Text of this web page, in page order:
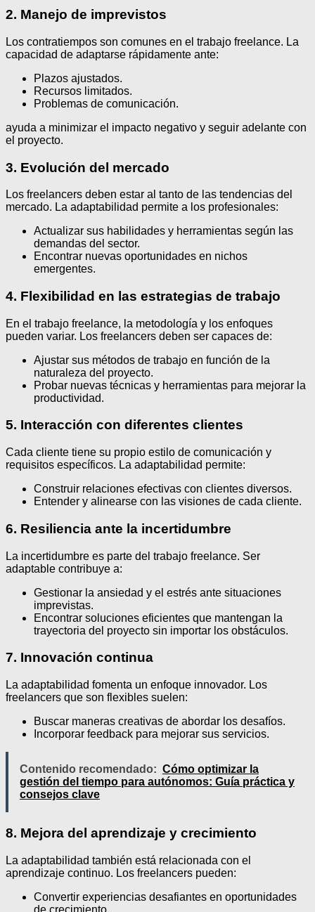
2. Manejo de imprevistos
Los contratiempos son comunes en el trabajo freelance. La
capacidad de adaptarse rápidamente ante:
Plazos ajustados.
Recursos limitados.
Problemas de comunicación.
ayuda a minimizar el impacto negativo y seguir adelante con
el proyecto.
3. Evolución del mercado
Los freelancers deben estar al tanto de las tendencias del
mercado. La adaptabilidad permite a los profesionales:
Actualizar sus habilidades y herramientas según las
demandas del sector.
Encontrar nuevas oportunidades en nichos
emergentes.
4. Flexibilidad en las estrategias de trabajo
En el trabajo freelance, la metodología y los enfoques
pueden variar. Los freelancers deben ser capaces de:
Ajustar sus métodos de trabajo en función de la
naturaleza del proyecto.
Probar nuevas técnicas y herramientas para mejorar la
productividad.
5. Interacción con diferentes clientes
Cada cliente tiene su propio estilo de comunicación y
requisitos específicos. La adaptabilidad permite:
Construir relaciones efectivas con clientes diversos.
Entender y alinearse con las visiones de cada cliente.
6. Resiliencia ante la incertidumbre
La incertidumbre es parte del trabajo freelance. Ser
adaptable contribuye a:
Gestionar la ansiedad y el estrés ante situaciones
imprevistas.
Encontrar soluciones eficientes que mantengan la
trayectoria del proyecto sin importar los obstáculos.
7. Innovación continua
La adaptabilidad fomenta un enfoque innovador. Los
freelancers que son flexibles suelen:
Buscar maneras creativas de abordar los desafíos.
Incorporar feedback para mejorar sus servicios.
Contenido recomendado: Cómo optimizar la
gestión del tiempo para autónomos: Guía práctica y
consejos clave
8. Mejora del aprendizaje y crecimiento
La adaptabilidad también está relacionada con el
aprendizaje continuo. Los freelancers pueden:
Convertir experiencias desafiantes en oportunidades
de crecimiento.